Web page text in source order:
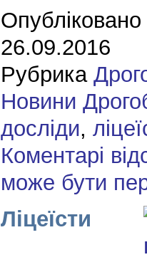
26.09.2016
Рубрика
Новини
досліди,
Коментарі
може бути
Ліцеїсти